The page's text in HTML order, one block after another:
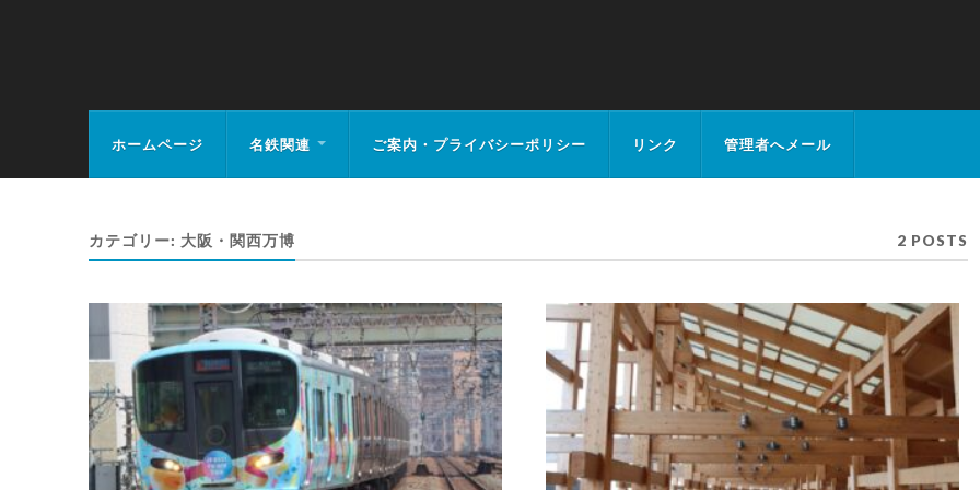
ホームページ 名鉄関連 ご案内・プライバシーポリシー リンク 管理者へメール
カテゴリー: 大阪・関西万博 2 POSTS